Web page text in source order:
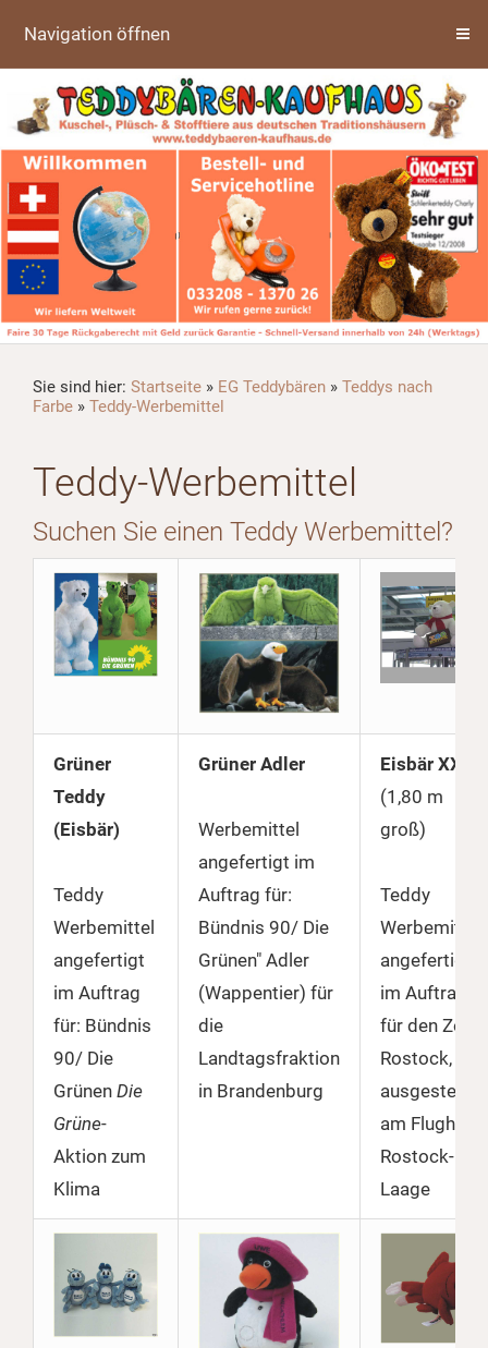
Navigation öffnen
Sie sind hier: Startseite » EG Teddybären » Teddys nach
Farbe » Teddy-Werbemittel
Teddy-Werbemittel
Suchen Sie einen Teddy Werbemittel?
Grüner
Teddy
(Eisbär)
Teddy
Werbemittel
angefertigt
im Auftrag
für: Bündnis
90/ Die
Grünen Die
Grüne-
Aktion zum
Klima
Grüner Adler
Werbemittel
angefertigt im
Auftrag für:
Bündnis 90/ Die
Grünen" Adler
(Wappentier) für
die
Landtagsfraktion
in Brandenburg
Eisbär XXL
(1,80 m
groß)
Teddy
Werbemittel
angefertigt
im Auftrag
für den Zoo
Rostock,
ausgestellt
am
Rostock-
Laage